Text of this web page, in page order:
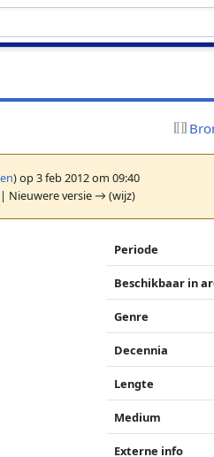
)op 3 feb 2012 om 09:40
Nieuwere versie → (wijz)
Periode
Beschikbaar in
Genre
Decennia
Lengte
Medium
Externe info